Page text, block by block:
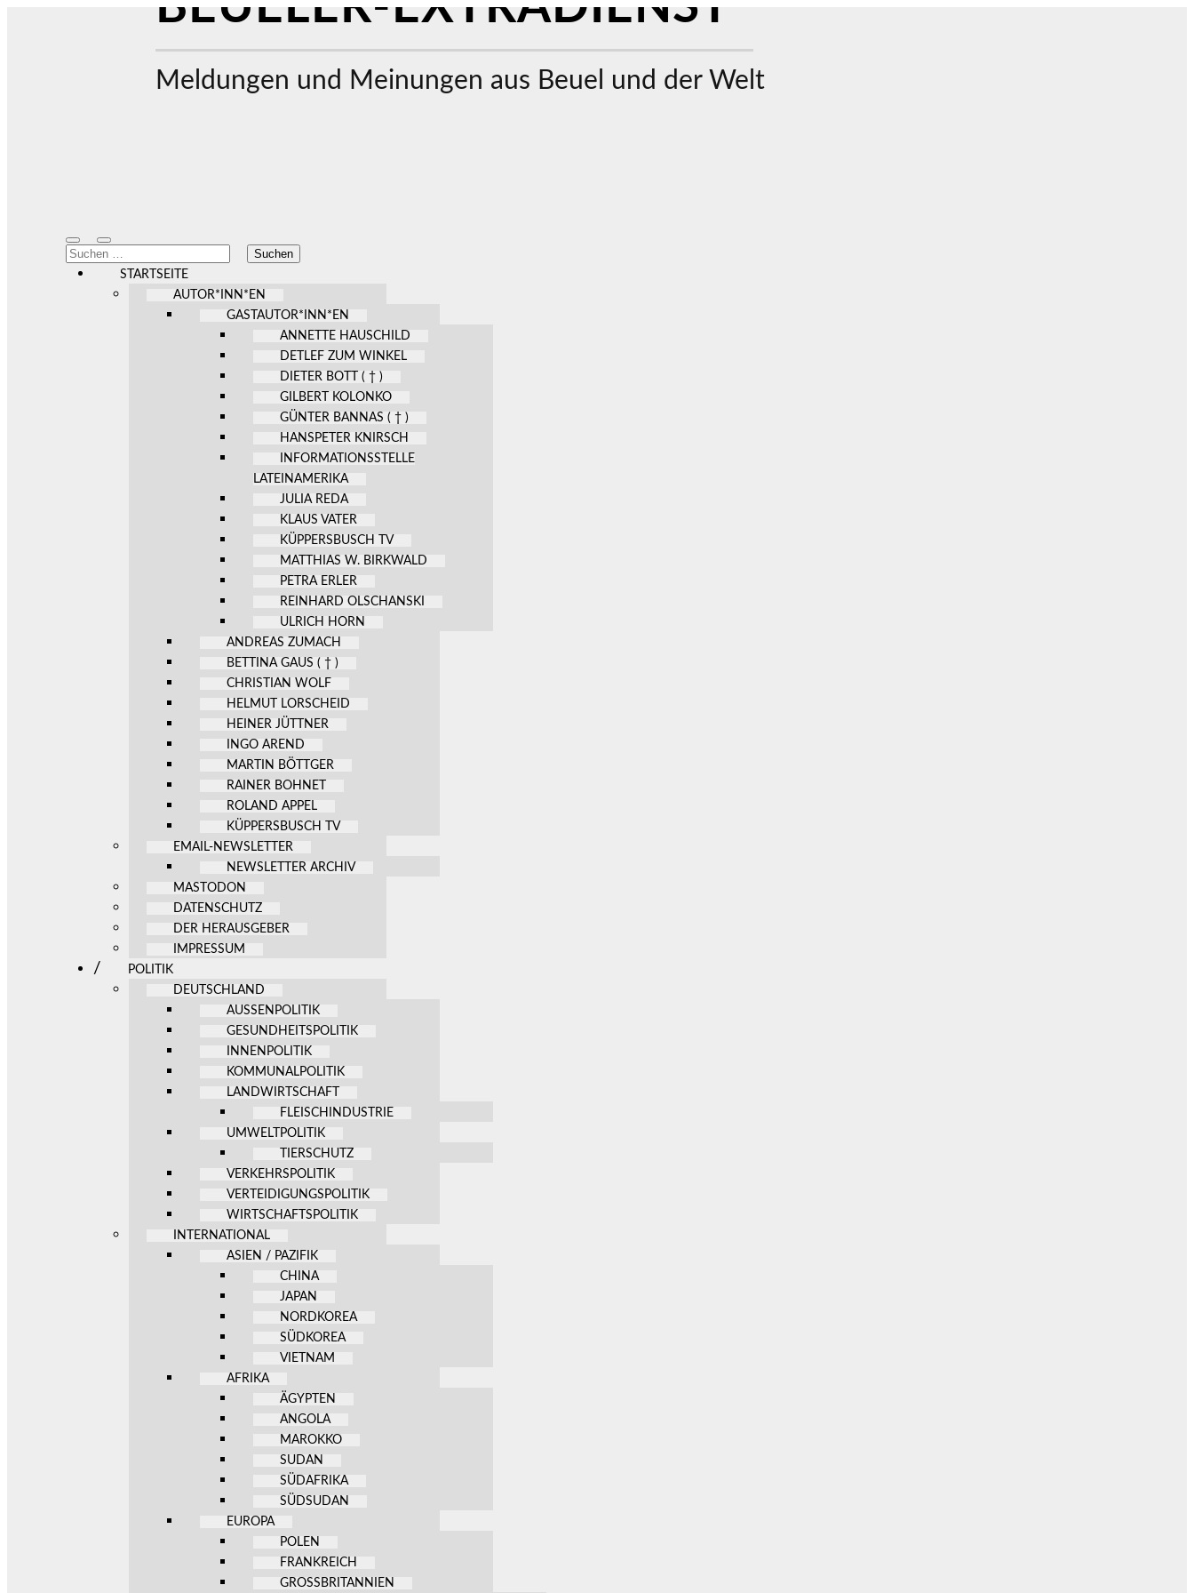
Meldungen und Meinungen aus Beuel und der Welt
Mobile-
Menü
ein-/ausblenden
Suchfeld
ein-/ausblenden
Suchen
nach:
STARTSEITE
AUTOR*INN*EN
GASTAUTOR*INN*EN
ANNETTE HAUSCHILD
DETLEF ZUM WINKEL
DIETER BOTT ( † )
GILBERT KOLONKO
GÜNTER BANNAS ( † )
HANSPETER KNIRSCH
INFORMATIONSSTELLE
LATEINAMERIKA
JULIA REDA
KLAUS VATER
KÜPPERSBUSCH TV
MATTHIAS W. BIRKWALD
PETRA ERLER
REINHARD OLSCHANSKI
ULRICH HORN
ANDREAS ZUMACH
BETTINA GAUS ( † )
CHRISTIAN WOLF
HELMUT LORSCHEID
HEINER JÜTTNER
INGO AREND
MARTIN BÖTTGER
RAINER BOHNET
ROLAND APPEL
KÜPPERSBUSCH TV
EMAIL-NEWSLETTER
NEWSLETTER ARCHIV
MASTODON
DATENSCHUTZ
DER HERAUSGEBER
IMPRESSUM
POLITIK
DEUTSCHLAND
AUSSENPOLITIK
GESUNDHEITSPOLITIK
INNENPOLITIK
KOMMUNALPOLITIK
LANDWIRTSCHAFT
FLEISCHINDUSTRIE
UMWELTPOLITIK
TIERSCHUTZ
VERKEHRSPOLITIK
VERTEIDIGUNGSPOLITIK
WIRTSCHAFTSPOLITIK
INTERNATIONAL
ASIEN / PAZIFIK
CHINA
JAPAN
NORDKOREA
SÜDKOREA
VIETNAM
AFRIKA
ÄGYPTEN
ANGOLA
MAROKKO
SUDAN
SÜDAFRIKA
SÜDSUDAN
EUROPA
POLEN
FRANKREICH
GROSSBRITANNIEN